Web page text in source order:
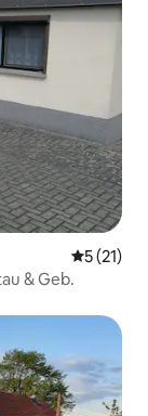
5 (21)
& Geb.